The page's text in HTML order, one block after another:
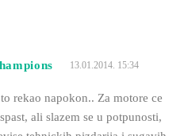
13.01.2014. 15:34
rekao napokon.. Za motore ce
ali slazem se u potpunosti,